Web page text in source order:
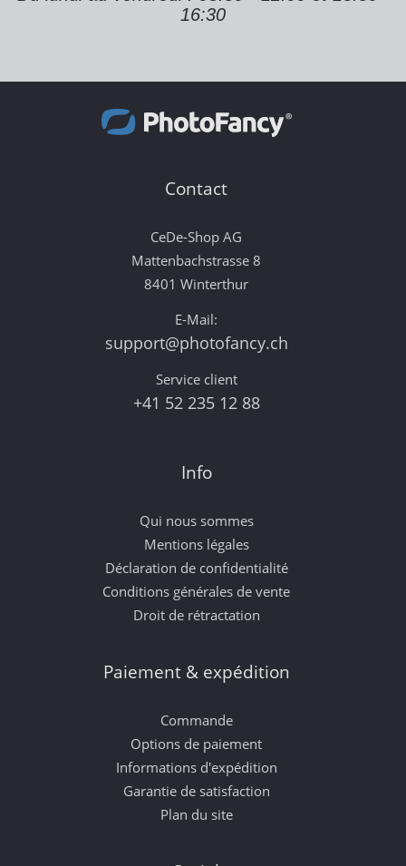
16:30
Contact
CeDe-Shop AG
Mattenbachstrasse 8
8401 Winterthur
E-Mail:
support@photofancy.ch
Service client
+41 52 235 12 88
Info
Qui nous sommes
Mentions légales
Déclaration de confidentialité
Conditions générales de vente
Droit de rétractation
Paiement & expédition
Commande
Options de paiement
Informations d'expédition
Garantie de satisfaction
Plan du site